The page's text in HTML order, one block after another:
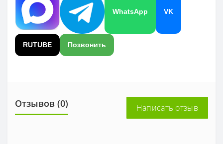
WhatsApp VK
RUTUBE Позвонить
Отзывов (0) Написать отзыв